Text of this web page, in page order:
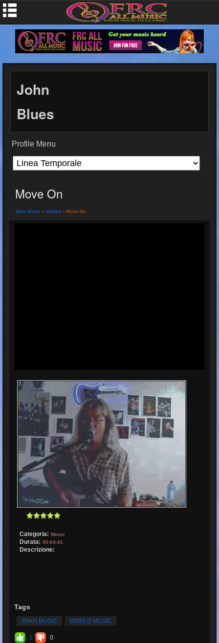
John
Blues
Profile Menu
Move On
John Blues » Videos » Move On
Categoria: Music
Durata: 00:04:41
Descrizione:
Tags
JOHN MUSIC WORLD MUSIC
2 0